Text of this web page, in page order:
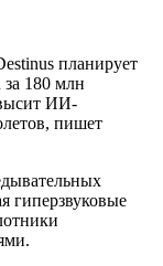
планирует
180 млн
ИИ-
пишет
гиперзвуковые